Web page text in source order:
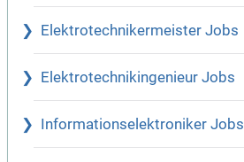
Elektrotechnikermeister Jobs
Elektrotechnikingenieur Jobs
Informationselektroniker Jobs